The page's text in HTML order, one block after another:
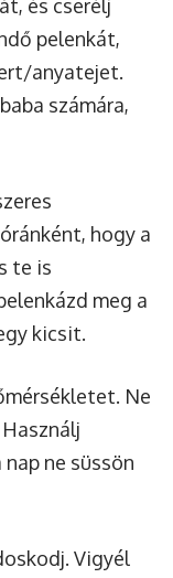
és cserélj
pelenkát,
anyatejet.
számára,
hogy a
te is
meg a
kicsit.
Ne
ne süssön
Vigyél